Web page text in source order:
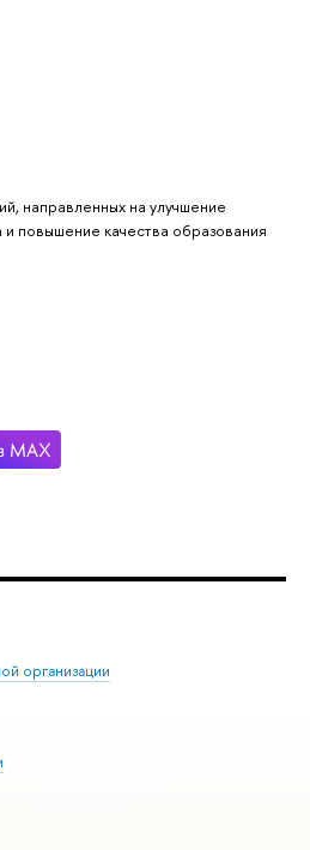
направленных на улучшение
и повышение качества образования
организации